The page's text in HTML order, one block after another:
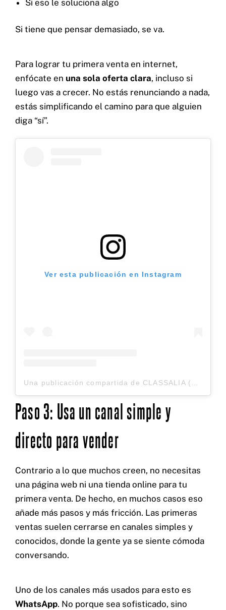
Si eso le soluciona algo
Si tiene que pensar demasiado, se va.
Para lograr tu primera venta en internet,
enfócate en una sola oferta clara, incluso si
luego vas a crecer. No estás renunciando a nada,
estás simplificando el camino para que alguien
diga “sí”.
Ver esta publicación en Instagram
Paso 3: Usa un canal simple y
directo para vender
Contrario a lo que muchos creen, no necesitas
una página web ni una tienda online para tu
primera venta. De hecho, en muchos casos eso
añade más pasos y más fricción. Las primeras
ventas suelen cerrarse en canales simples y
conocidos, donde la gente ya se siente cómoda
conversando.
Uno de los canales más usados para esto es
WhatsApp. No porque sea sofisticado, sino